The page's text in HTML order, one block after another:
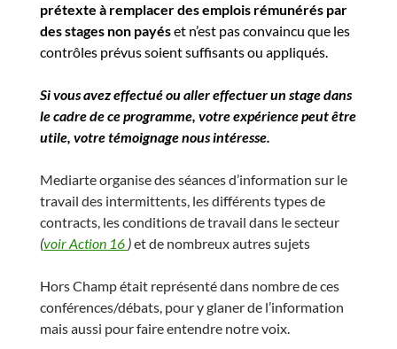
prétexte à remplacer des emplois rémunérés par
des stages non payéset n’est pas convaincu que les
contrôles prévus soient suffisants ou appliqués.
Si vous avez effectué ou aller effectuer un stage dans
le cadre de ce programme, votre expérience peut être
utile, votre témoignage nous intéresse.
Mediarte organise des séances d’information sur le
travail des intermittents, les différents types de
contracts, lesconditions de travail dans le secteur
(voir Action 16 )et de nombreux autres sujets
Hors Champ était représenté dans nombre de ces
conférences/débats, pour y glaner de l’information
mais aussi pour faire entendre notre voix.